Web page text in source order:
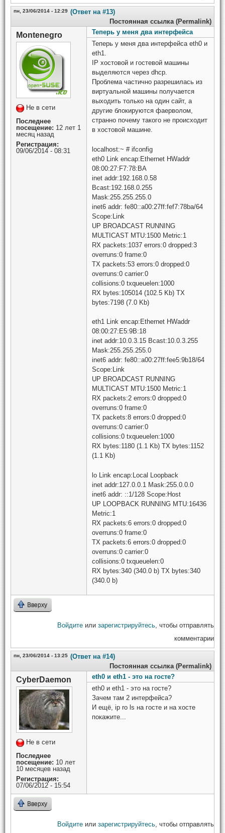
пн, 23/06/2014 - 12:29 (Ответ на #13)
Постоянная ссылка (Permalink)
Montenegro
Не в сети
Последнее
посещение: 12 лет 1
месяц назад
Регистрация:
09/06/2014 - 08:31
Теперь у меня два интерфейса
Теперь у меня два интерфейса eth0 и
eth1.
IP хостовой и гостевой машины
выделяются через dhcp.
Проблема частично разрешилась из
виртуальной машины получается
выходить только на один сайт, а
другие блокируются фаерволом,
странно почему такого не происходит
в хостовой машине.
localhost:~ # ifconfig
eth0 Link encap:Ethernet HWaddr
08:00:27:F7:78:BA
inet addr:192.168.0.58
Bcast:192.168.0.255
Mask:255.255.255.0
inet6 addr: fe80::a00:27ff:fef7:78ba/64
Scope:Link
UP BROADCAST RUNNING
MULTICAST MTU:1500 Metric:1
RX packets:1037 errors:0 dropped:3
overruns:0 frame:0
TX packets:53 errors:0 dropped:0
overruns:0 carrier:0
collisions:0 txqueuelen:1000
RX bytes:105014 (102.5 Kb) TX
bytes:7198 (7.0 Kb)
eth1 Link encap:Ethernet HWaddr
08:00:27:E5:9B:18
inet addr:10.0.3.15 Bcast:10.0.3.255
Mask:255.255.255.0
inet6 addr: fe80::a00:27ff:fee5:9b18/64
Scope:Link
UP BROADCAST RUNNING
MULTICAST MTU:1500 Metric:1
RX packets:2 errors:0 dropped:0
overruns:0 frame:0
TX packets:8 errors:0 dropped:0
overruns:0 carrier:0
collisions:0 txqueuelen:1000
RX bytes:1180 (1.1 Kb) TX bytes:1152
(1.1 Kb)
lo Link encap:Local Loopback
inet addr:127.0.0.1 Mask:255.0.0.0
inet6 addr: ::1/128 Scope:Host
UP LOOPBACK RUNNING MTU:16436
Metric:1
RX packets:6 errors:0 dropped:0
overruns:0 frame:0
TX packets:6 errors:0 dropped:0
overruns:0 carrier:0
collisions:0 txqueuelen:0
RX bytes:340 (340.0 b) TX bytes:340
(340.0 b)
Вверху
Войдите или зарегистрируйтесь, чтобы отправлять
комментарии
пн, 23/06/2014 - 13:25 (Ответ на #14)
Постоянная ссылка (Permalink)
CyberDaemon
Не в сети
Последнее
посещение: 10 лет
10 месяцев назад
Регистрация:
07/06/2012 - 15:54
eth0 и eth1 - это на госте?
eth0 и eth1 - это на госте?
Зачем там 2 интерфейса?
И ещё, ip ro ls на госте и на хосте
покажите...
Вверху
Войдите или зарегистрируйтесь, чтобы отправлять